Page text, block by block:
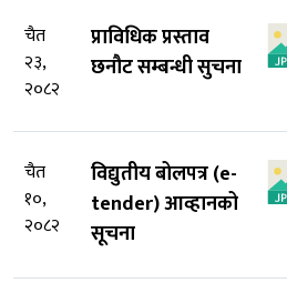
चैत
२३,
२०८२
प्राविधिक प्रस्ताव
छनौट सम्बन्धी सुचना
चैत
१०,
२०८२
विद्युतीय बोलपत्र (e-
tender) आव्हानको
सूचना